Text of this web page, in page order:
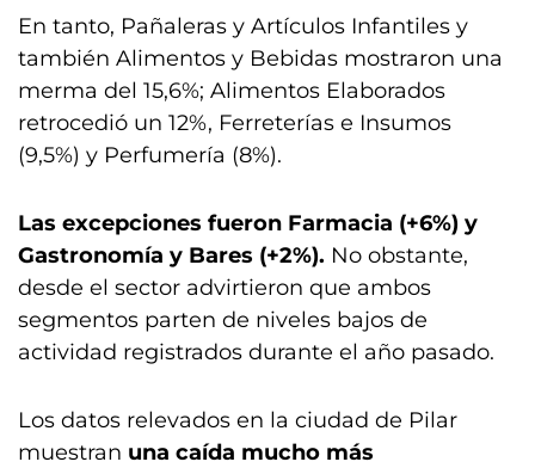
En tanto, Pañaleras y Artículos Infantiles y
también Alimentos y Bebidas mostraron una
merma del 15,6%; Alimentos Elaborados
retrocedió un 12%, Ferreterías e Insumos
(9,5%) y Perfumería (8%).
Las excepciones fueron Farmacia (+6%) y
Gastronomía y Bares (+2%). No obstante,
desde el sector advirtieron que ambos
segmentos parten de niveles bajos de
actividad registrados durante el año pasado.
Los datos relevados en la ciudad de Pilar
muestran una caída mucho más